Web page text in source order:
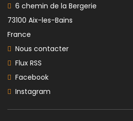
6 chemin de la Bergerie
73100 Aix-les-Bains
France
Nous contacter
Flux RSS
Facebook
Instagram